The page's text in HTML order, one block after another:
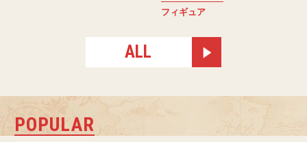
フィギュア
ALL
POPULAR